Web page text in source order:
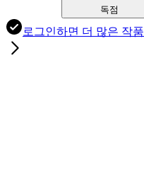
독점
로그인하면 더 많은 작품